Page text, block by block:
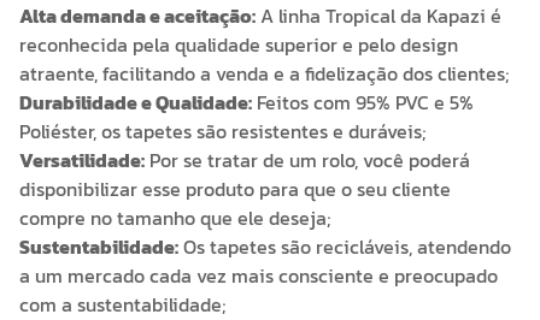
Alta demanda e aceitação: A linha Tropical da Kapazi é
reconhecida pela qualidade superior e pelo design
atraente, facilitando a venda e a fidelização dos clientes;
Durabilidade e Qualidade: Feitos com 95% PVC e 5%
Poliéster, os tapetes são resistentes e duráveis;
Versatilidade: Por se tratar de um rolo, você poderá
disponibilizar esse produto para que o seu cliente
compre no tamanho que ele deseja;
Sustentabilidade:Os tapetes são recicláveis, atendendo
a um mercado cada vez mais consciente e preocupado
com a sustentabilidade;